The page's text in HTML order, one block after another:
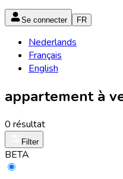
Se connecter FR
Nederlands
Français
English
appartement à
0 résultat
Filter
BETA